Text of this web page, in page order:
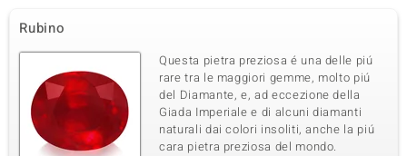
Rubino
Questa pietra preziosa é una delle piú
rare tra le maggiori gemme, molto piú
del Diamante, e, ad eccezione della
Giada Imperiale e di alcuni diamanti
naturali dai colori insoliti, anche la piú
cara pietra preziosa del mondo.